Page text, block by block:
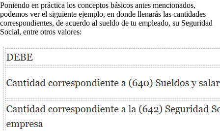
Poniendo en práctica los conceptos básicos antes mencionados,
podemos ver el siguiente ejemplo, en donde llenarás las cantidades
correspondientes, de acuerdo al sueldo de tu empleado, su Seguridad
Social, entre otros valores: